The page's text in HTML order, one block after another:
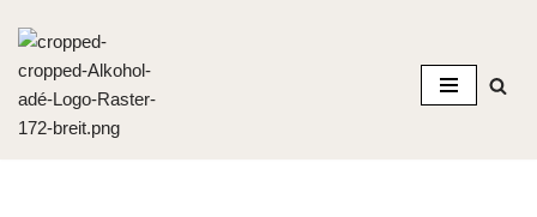
Zum
Inhalt
springen